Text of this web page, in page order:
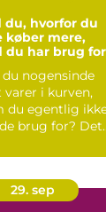
du, hvorfor du
køber mere,
du har brug
du nogensinde
varer i kurven,
du egentlig
brug for? Det
29. sep